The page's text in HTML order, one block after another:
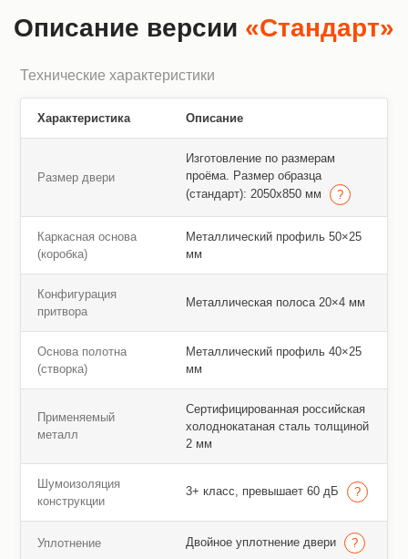
Описание версии «Стандарт»
Технические характеристики
Характеристика Описание
Размер двери
Изготовление по размерам
проёма. Размер образца
(стандарт): 2050х850 мм
Каркасная основа
(коробка)
Металлический профиль 50×25
мм
Конфигурация
притвора
Металлическая полоса 20×4 мм
Основа полотна
(створка)
Металлический профиль 40×25
мм
Применяемый
металл
Сертифицированная российская
холоднокатаная сталь толщиной
2 мм
Шумоизоляция
конструкции
3+ класс, превышает 60 дБ
Уплотнение Двойное уплотнение двери